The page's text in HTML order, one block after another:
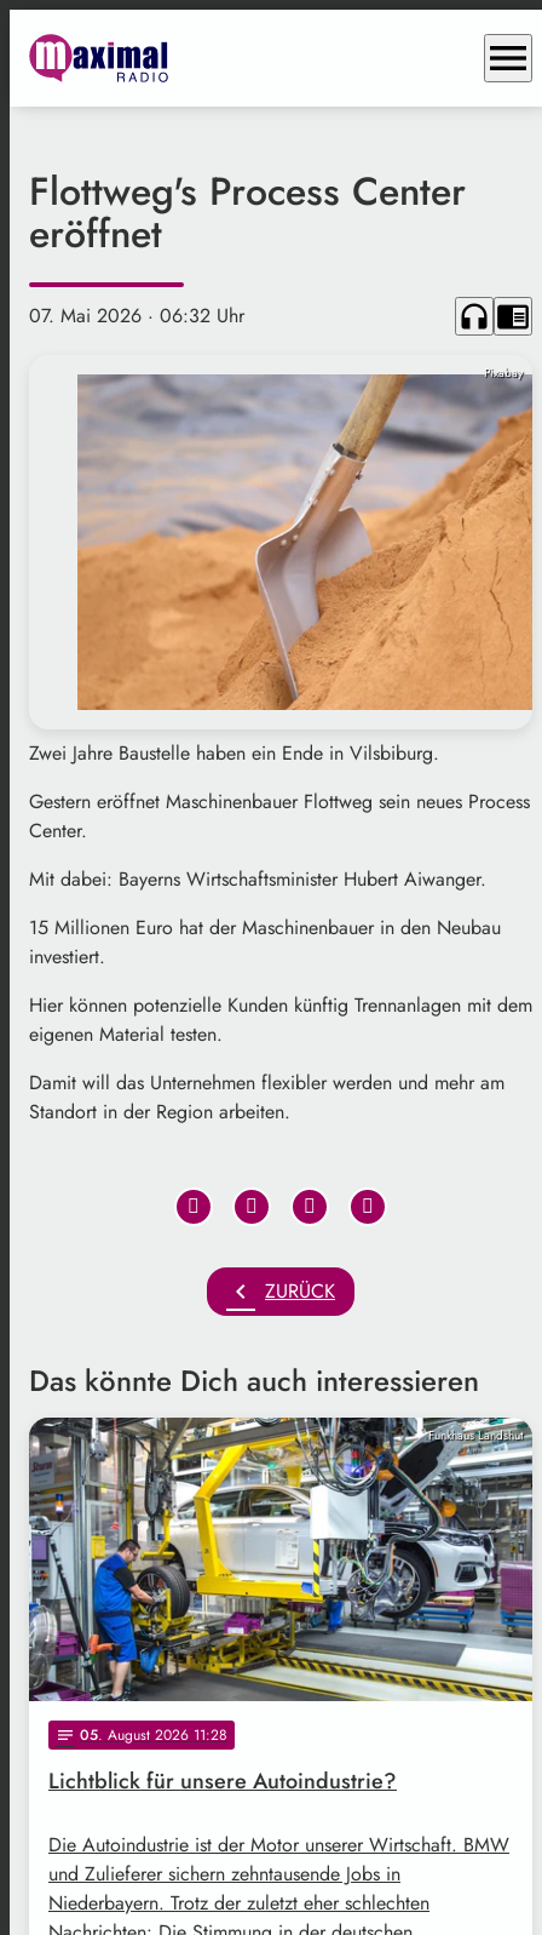
menu
Flottweg's Process Center
eröffnet
07. Mai 2026 · 06:32 Uhr headphones chrome_reader_mode
Pixabay
Zwei Jahre Baustelle haben ein Ende in Vilsbiburg.
Gestern eröffnet Maschinenbauer Flottweg sein neues Process
Center.
Mit dabei: Bayerns Wirtschaftsminister Hubert Aiwanger.
15 Millionen Euro hat der Maschinenbauer in den Neubau
investiert.
Hier können potenzielle Kunden künftig Trennanlagen mit dem
eigenen Material testen.
Damit will das Unternehmen flexibler werden und mehr am
Standort in der Region arbeiten.
chevron_left ZURÜCK
Das könnte Dich auch interessieren
Funkhaus Landshut
notes 05. August 2026 11:28
Lichtblick für unsere Autoindustrie?
Die Autoindustrie ist der Motor unserer Wirtschaft. BMW
und Zulieferer sichern zehntausende Jobs in
Niederbayern. Trotz der zuletzt eher schlechten